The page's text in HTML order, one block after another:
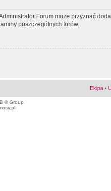
Forum może przyznać
poszczególnych forów.
Ekipa •
© Group